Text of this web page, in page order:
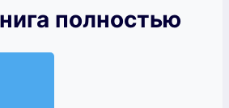
полностью